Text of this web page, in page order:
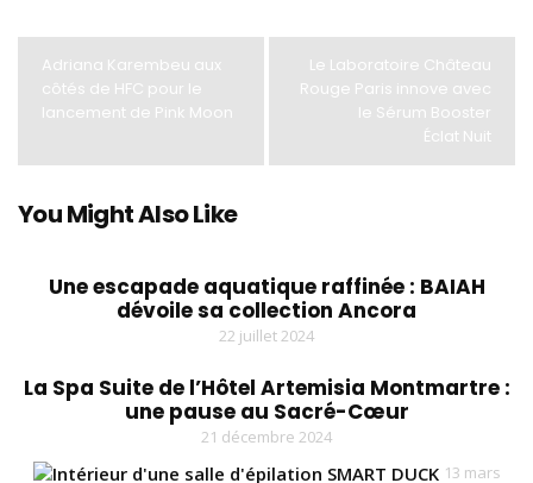
Adriana Karembeu aux
côtés de HFC pour le
lancement de Pink Moon
Le Laboratoire Château
Rouge Paris innove avec
le Sérum Booster
Éclat Nuit
You Might Also Like
Une escapade aquatique raffinée : BAIAH
dévoile sa collection Ancora
22 juillet 2024
La Spa Suite de l’Hôtel Artemisia Montmartre :
une pause au Sacré-Cœur
21 décembre 2024
13 mars